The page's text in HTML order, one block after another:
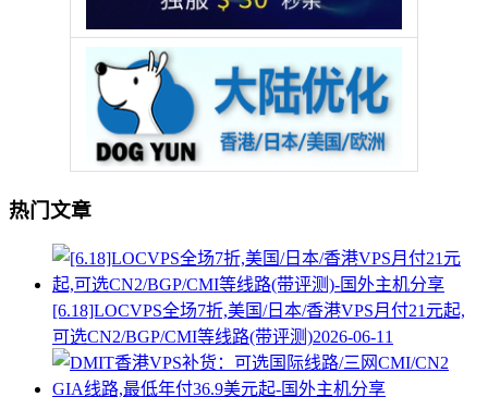
热门文章
[6.18]LOCVPS全场7折,美国/日本/香港VPS月付21元起,
可选CN2/BGP/CMI等线路(带评测)2026-06-11